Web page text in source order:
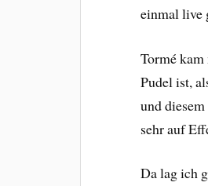
einmal live
Tormé
Pudel ist,
und
sehr auf
Da lag ich